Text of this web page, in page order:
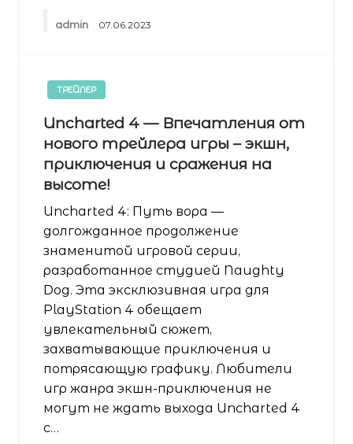
admin 07.06.2023
ТРЕЙЛЕР
Uncharted 4 — Впечатления от
нового трейлера игры – экшн,
приключения и сражения на
высоте!
Uncharted 4: Путь вора —
долгожданное продолжение
знаменитой игровой серии,
разработанное студией Naughty
Dog. Эта эксклюзивная игра для
PlayStation 4 обещает
увлекательный сюжет,
захватывающие приключения и
потрясающую графику. Любители
игр жанра экшн-приключения не
могут не ждать выхода Uncharted 4
с…